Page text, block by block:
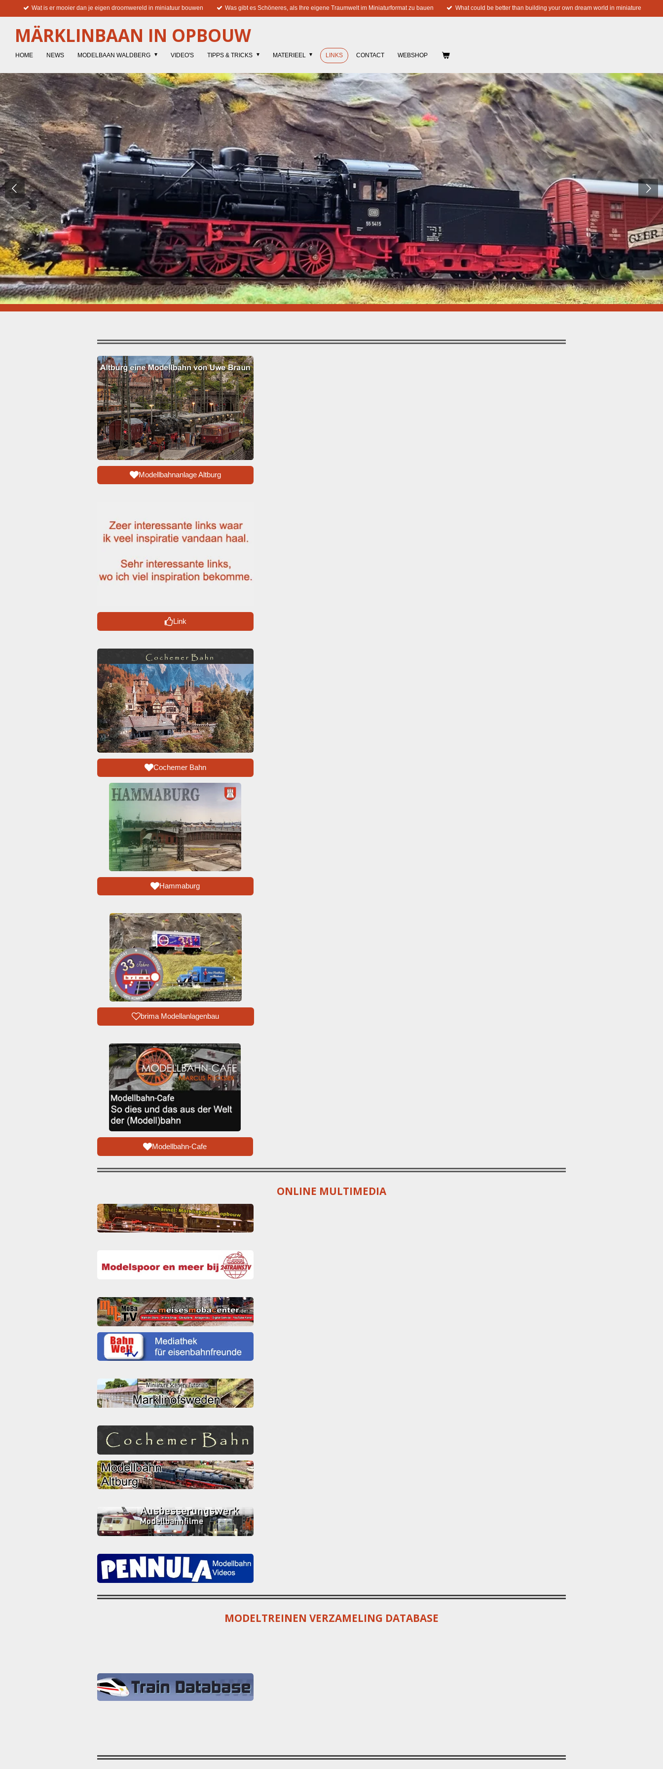
naar
Wat is er mooier dan je eigen droomwereld in miniatuur bouwen Was gibt es Schöneres, als Ihre eigene Traumwelt im Miniaturformat zu bauen What could be better than building your own dream world in miniature
MÄRKLINBAAN IN OPBOUW
HOME NEWS MODELBAAN WALDBERG VIDEO'S TIPPS & TRICKS MATERIEEL LINKS CONTACT WEBSHOP
Modellbahnanlage Altburg
Link
Cochemer Bahn
Hammaburg
brima Modellanlagenbau
Modellbahn-Cafe
ONLINE MULTIMEDIA
MODELTREINEN VERZAMELING DATABASE